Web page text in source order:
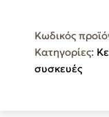
Εστίες
Π60εκ.
Λευκή
Κωδικός
Κατηγορίες:
συσκευές